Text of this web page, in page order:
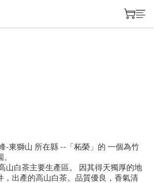
-東獅山 所在縣 --「柘榮」的 一個為竹
山白茶主要生產區。 因其得天獨厚的地
，出產的高山白茶。品質優良，香氣清